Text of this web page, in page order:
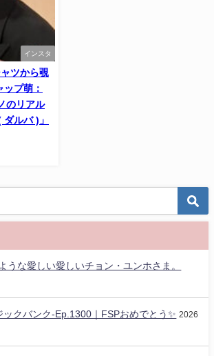
インスタ
ツから覗
ップ萌：
のリアル
ルバ )」
うな愛しい愛しいチョン・ユンホさま。
ックバンク-Ep.1300｜FSPおめでとう✨️ 2026